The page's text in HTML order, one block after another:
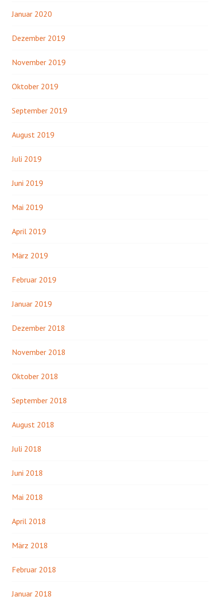
Januar 2020
Dezember 2019
November 2019
Oktober 2019
September 2019
August 2019
Juli 2019
Juni 2019
Mai 2019
April 2019
März 2019
Februar 2019
Januar 2019
Dezember 2018
November 2018
Oktober 2018
September 2018
August 2018
Juli 2018
Juni 2018
Mai 2018
April 2018
März 2018
Februar 2018
Januar 2018